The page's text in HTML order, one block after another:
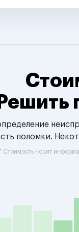
Решить
поломки.
Стоимость носит